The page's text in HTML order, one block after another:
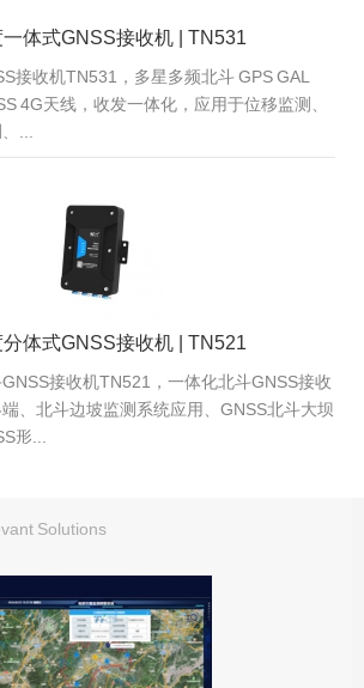
体式GNSS接收机 | TN531
接收机TN531，多星多频北斗 GPS GAL
4G天线，收发一体化，应用于位移监测、
...
体式GNSS接收机 | TN521
接收机TN521，一体化北斗GNSS接收
、北斗边坡监测系统应用、GNSS北斗大坝
形...
Solutions